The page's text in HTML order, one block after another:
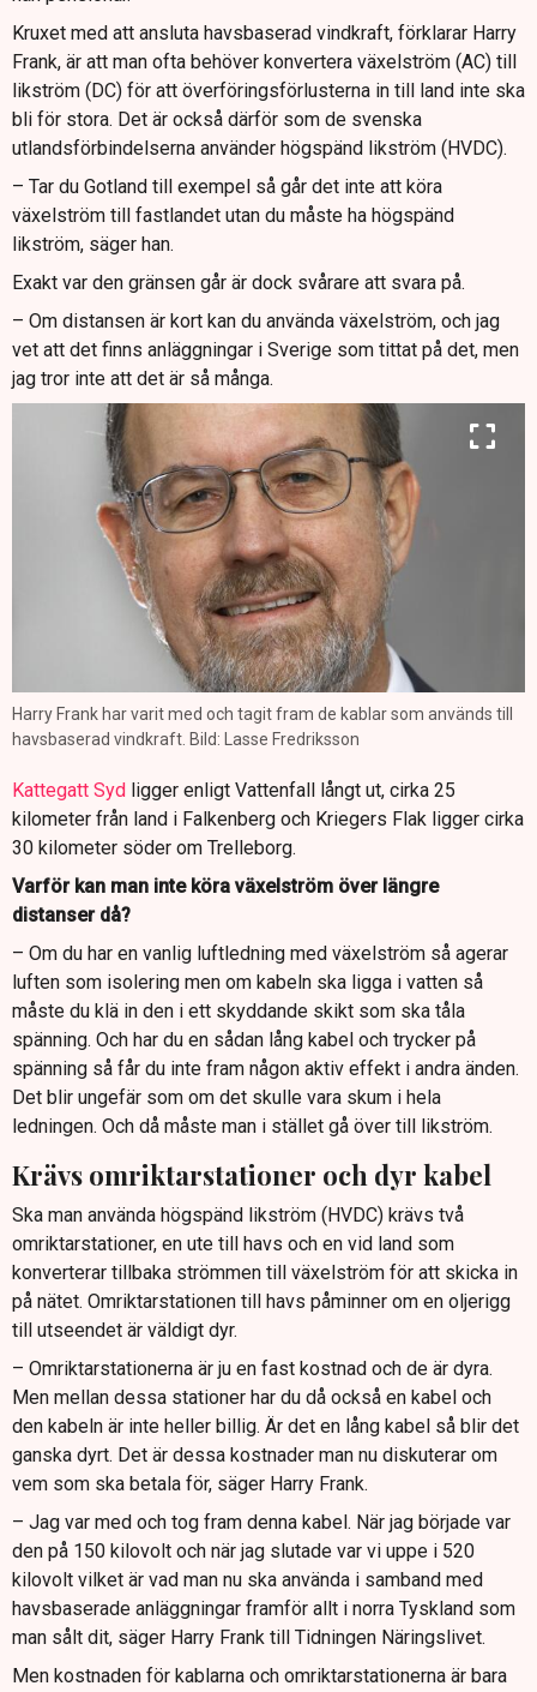
Kruxet med att ansluta havsbaserad vindkraft, förklarar Harry
Frank, är att man ofta behöver konvertera växelström (AC) till
likström (DC) för att överföringsförlusterna in till land inte ska
bli för stora. Det är också därför som de svenska
utlandsförbindelserna använder högspänd likström (HVDC).
– Tar du Gotland till exempel så går det inte att köra
växelström till fastlandet utan du måste ha högspänd
likström, säger han.
Exakt var den gränsen går är dock svårare att svara på.
– Om distansen är kort kan du använda växelström, och jag
vet att det finns anläggningar i Sverige som tittat på det, men
jag tror inte att det är så många.
Harry Frank har varit med och tagit fram de kablar som används till
havsbaserad vindkraft. Bild: Lasse Fredriksson
Kattegatt Syd ligger enligt Vattenfall långt ut, cirka 25
kilometer från land i Falkenberg och Kriegers Flak ligger cirka
30 kilometer söder om Trelleborg.
Varför kan man inte köra växelström över längre
distanser då?
– Om du har en vanlig luftledning med växelström så agerar
luften som isolering men om kabeln ska ligga i vatten så
måste du klä in den i ett skyddande skikt som ska tåla
spänning. Och har du en sådan lång kabel och trycker på
spänning så får du inte fram någon aktiv effekt i andra änden.
Det blir ungefär som om det skulle vara skum i hela
ledningen. Och då måste man i stället gå över till likström.
Krävs omriktarstationer och dyr kabel
Ska man använda högspänd likström (HVDC) krävs två
omriktarstationer, en ute till havs och en vid land som
konverterar tillbaka strömmen till växelström för att skicka in
på nätet. Omriktarstationen till havs påminner om en oljerigg
till utseendet är väldigt dyr.
– Omriktarstationerna är ju en fast kostnad och de är dyra.
Men mellan dessa stationer har du då också en kabel och
den kabeln är inte heller billig. Är det en lång kabel så blir det
ganska dyrt. Det är dessa kostnader man nu diskuterar om
vem som ska betala för, säger Harry Frank.
– Jag var med och tog fram denna kabel. När jag började var
den på 150 kilovolt och när jag slutade var vi uppe i 520
kilovolt vilket är vad man nu ska använda i samband med
havsbaserade anläggningar framför allt i norra Tyskland som
man sålt dit, säger Harry Frank till Tidningen Näringslivet.
Men kostnaden för kablarna och omriktarstationerna är bara